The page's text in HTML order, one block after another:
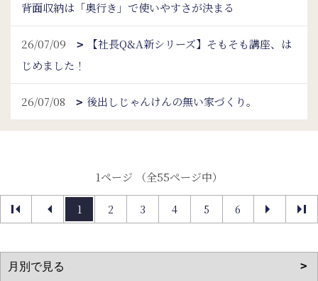
背面収納は「奥行き」で使いやすさが決まる
26/07/09
【社長Q&A新シリーズ】そもそも講座、は
じめました！
26/07/08 後出しじゃんけんの無い家づくり。
1ページ （全55ページ中）
1 2 3 4 5 6